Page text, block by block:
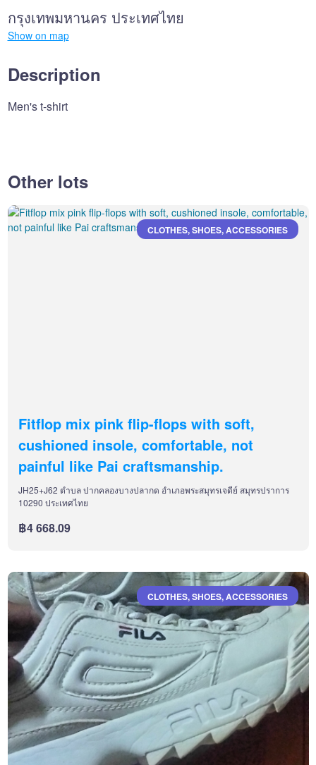
กรุงเทพมหานคร ประเทศไทย
Show on map
Description
Men's t-shirt
Other lots
CLOTHES, SHOES, ACCESSORIES
Fitflop mix pink flip-flops with soft,
cushioned insole, comfortable, not
painful like Pai craftsmanship.
JH25+J62 ตำบล ปากคลองบางปลากด อำเภอพระสมุทรเจดีย์ สมุทรปราการ
10290 ประเทศไทย
฿4 668.09
CLOTHES, SHOES, ACCESSORIES